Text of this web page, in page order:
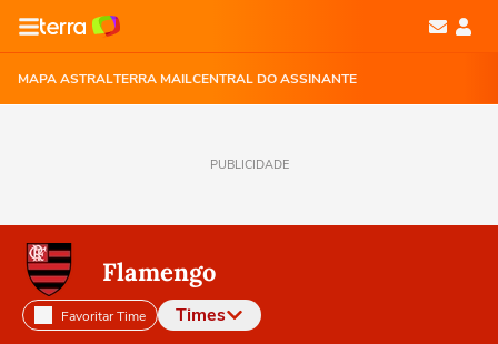
MAPA ASTRALTERRA MAILCENTRAL DO ASSINANTE
PUBLICIDADE
Flamengo
Favoritar Time Times